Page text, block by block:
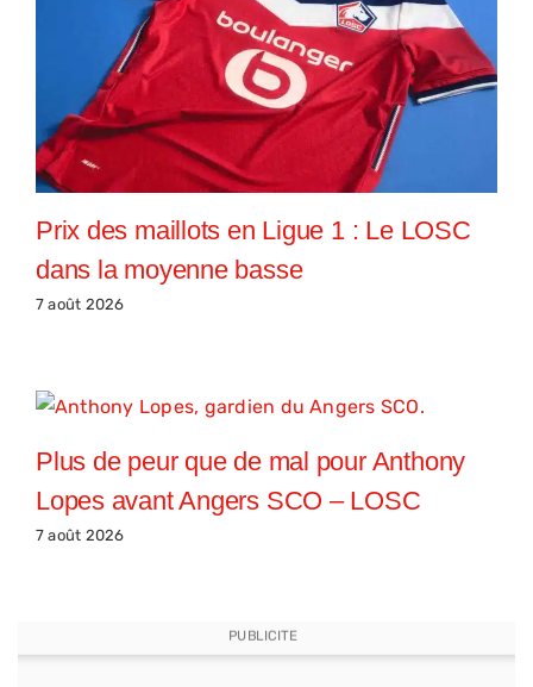
Prix des maillots en Ligue 1 : Le LOSC
dans la moyenne basse
7 août 2026
Plus de peur que de mal pour Anthony
Lopes avant Angers SCO – LOSC
7 août 2026
PUBLICITE